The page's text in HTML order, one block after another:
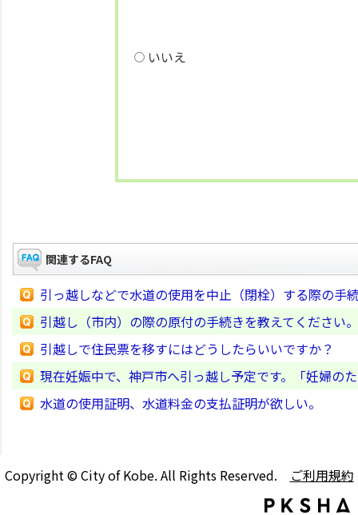
いいえ
関連するFAQ
引っ越しなどで水道の使用を中止（閉栓）する際の手
引越し（市内）の際の原付の手続きを教えてください。
引越しで住民票を移すにはどうしたらいいですか？
現在妊娠中で、神戸市へ引っ越し予定です。「妊婦の
水道の使用証明、水道料金の支払証明が欲しい。
Copyright © City of Kobe. All Rights Reserved. ご利用規約